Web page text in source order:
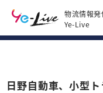
物流情報発
Ye-Live
日野自動車、小型